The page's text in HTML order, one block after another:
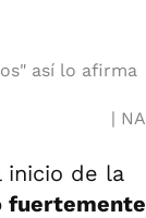
así lo afirma
NA
inicio de la
fuertemente